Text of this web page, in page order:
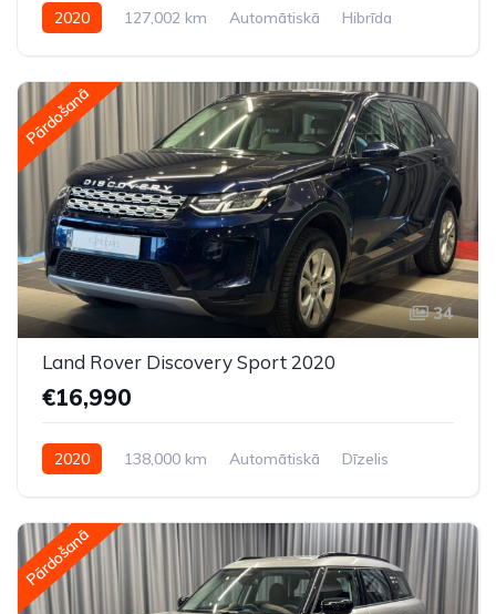
2020 127,002 km Automātiskā
Hibrīda
Pārdošanā
34
Land Rover Discovery Sport 2020
€16,990
2020 138,000 km Automātiskā
Dīzelis
Pārdošanā